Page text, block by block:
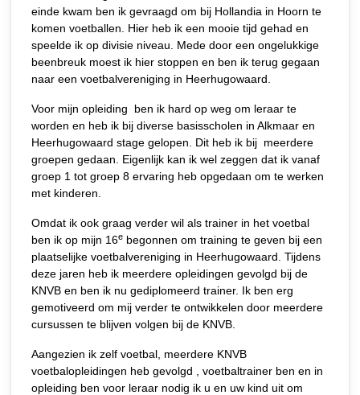
einde kwam ben ik gevraagd om bij Hollandia in Hoorn te
komen voetballen. Hier heb ik een mooie tijd gehad en
speelde ik op divisie niveau. Mede door een ongelukkige
beenbreuk moest ik hier stoppen en ben ik terug gegaan
naar een voetbalvereniging in Heerhugowaard.
Voor mijn opleiding ben ik hard op weg om leraar te
worden en heb ik bij diverse basisscholen in Alkmaar en
Heerhugowaard stage gelopen. Dit heb ik bij meerdere
groepen gedaan. Eigenlijk kan ik wel zeggen dat ik vanaf
groep 1 tot groep 8 ervaring heb opgedaan om te werken
met kinderen.
Omdat ik ook graag verder wil als trainer in het voetbal
ben ik op mijn 16e begonnen om training te geven bij een
plaatselijke voetbalvereniging in Heerhugowaard. Tijdens
deze jaren heb ik meerdere opleidingen gevolgd bij de
KNVB en ben ik nu gediplomeerd trainer. Ik ben erg
gemotiveerd om mij verder te ontwikkelen door meerdere
cursussen te blijven volgen bij de KNVB.
Aangezien ik zelf voetbal, meerdere KNVB
voetbalopleidingen heb gevolgd , voetbaltrainer ben en in
opleiding ben voor leraar nodig ik u en uw kind uit om